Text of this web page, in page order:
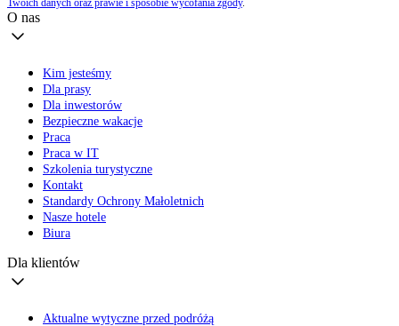
Twoich danych oraz prawie i sposobie wycofania zgody.
O nas
Kim jesteśmy
Dla prasy
Dla inwestorów
Bezpieczne wakacje
Praca
Praca w IT
Szkolenia turystyczne
Kontakt
Standardy Ochrony Małoletnich
Nasze hotele
Biura
Dla klientów
Aktualne wytyczne przed podróżą